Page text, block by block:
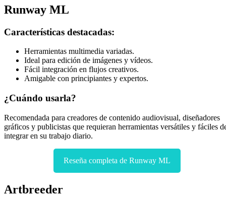
Runway ML
Características destacadas:
Herramientas multimedia variadas.
Ideal para edición de imágenes y vídeos.
Fácil integración en flujos creativos.
Amigable con principiantes y expertos.
¿Cuándo usarla?
Recomendada para creadores de contenido audiovisual, diseñadores
gráficos y publicistas que requieran herramientas versátiles y fáciles
integrar en su trabajo diario.
Reseña completa de Runway ML
Artbreeder